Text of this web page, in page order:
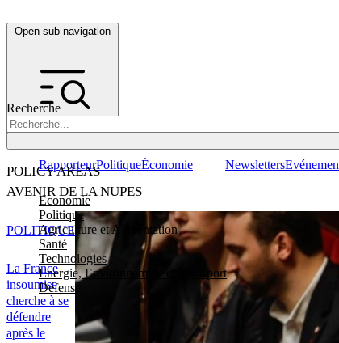
Open sub navigation
Recherche
POLICY AREAS
Economie
Politique
Agriculture et Alimentation
Santé
Technologies
Energie, Environnement et Transport
Défense
RapporteurPolitiqueÉconomie Newsletters
AVENIR DE LA NUPES
La France
insoumise
cherche à se
défendre
après le
POLITIQUE